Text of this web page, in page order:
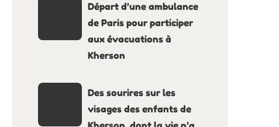
Départ d’une ambulance
de Paris pour participer
aux évacuations à
Kherson
Des sourires sur les
visages des enfants de